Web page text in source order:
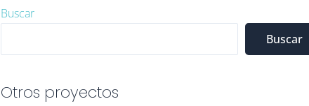
Buscar
Buscar
Otros proyectos